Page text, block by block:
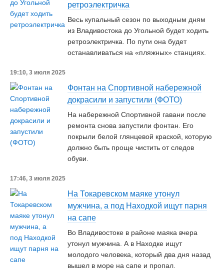
ретроэлектричка
Весь купальный сезон по выходным дням
из Владивостока до Угольной будет ходить
ретроэлектричка. По пути она будет
останавливаться на «пляжных» станциях.
19:10, 3 июля 2025
Фонтан на Спортивной набережной
докрасили и запустили (ФОТО)
На набережной Спортивной гавани после
ремонта снова запустили фонтан. Его
покрыли белой глянцевой краской, которую
должно быть проще чистить от следов
обуви.
17:46, 3 июля 2025
На Токаревском маяке утонул
мужчина, а под Находкой ищут парня
на сапе
Во Владивостоке в районе маяка вчера
утонул мужчина. А в Находке ищут
молодого человека, который два дня назад
вышел в море на сапе и пропал.